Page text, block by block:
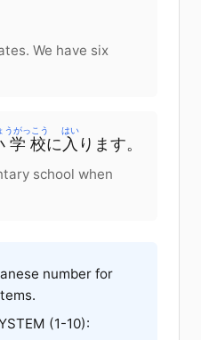
We have six
学校
うがっこう
に 入
はい
ります。
school when
number for
(1-10):